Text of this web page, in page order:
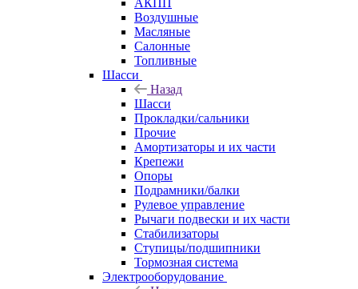
АКПП
Воздушные
Масляные
Салонные
Топливные
Шасси
Назад
Шасси
Прокладки/сальники
Прочие
Амортизаторы и их части
Крепежи
Опоры
Подрамники/балки
Рулевое управление
Рычаги подвески и их части
Стабилизаторы
Ступицы/подшипники
Тормозная система
Электрооборудование